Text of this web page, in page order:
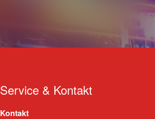
Service & Kontakt
Kontakt